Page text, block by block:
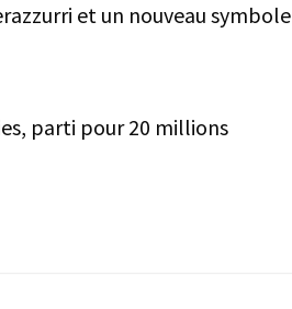
et un nouveau symbole
parti pour 20 millions